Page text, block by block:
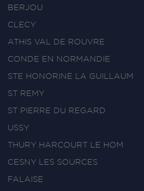
BERJOU
CLECY
ATHIS VAL DE ROUVRE
CONDE EN NORMANDIE
STE HONORINE LA GUILLAUM
ST REMY
ST PIERRE DU REGARD
USSY
THURY HARCOURT LE HOM
CESNY LES SOURCES
FALAISE